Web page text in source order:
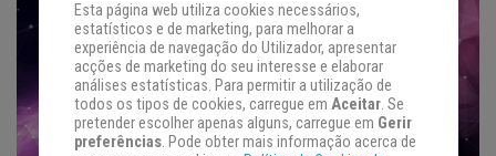
Esta página web utiliza cookies necessários,
estatísticos e de marketing, para melhorar a
experiência de navegação do Utilizador, apresentar
acções de marketing do seu interesse e elaborar
análises estatísticas. Para permitir a utilização de
todos os tipos de cookies, carregue em Aceitar. Se
pretender escolher apenas alguns, carregue em Gerir
preferências. Pode obter mais informação acerca de